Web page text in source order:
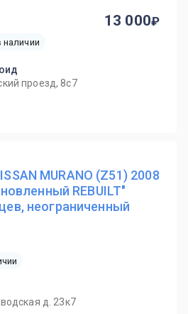
наличии
проезд, 8с7
13 000
MURANO (Z51) 2008
REBUILT"
неограниченный
д. 23к7